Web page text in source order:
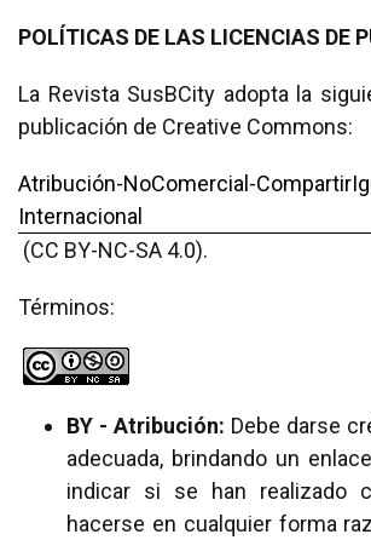
POLÍTICAS DE LAS LICENCIAS DE
La Revista SusBCity adopta la
publicación de Creative Commons:
Atribución-NoComercial-
Internacional
(CC BY-NC-SA 4.0).
Términos:
BY - Atribución: Debe darse
adecuada, brindando un
indicar si se han realizado
hacerse en cualquier forma